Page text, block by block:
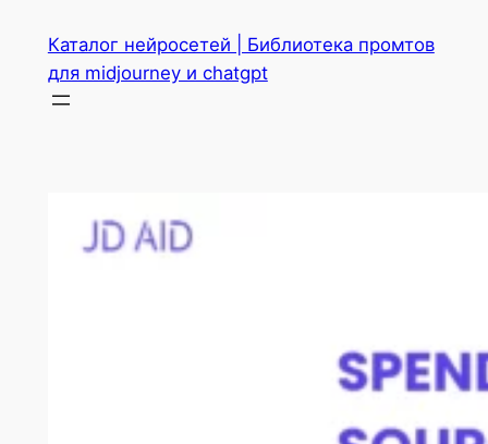
содержимому
Каталог нейросетей | Библиотека промтов
для midjourney и chatgpt